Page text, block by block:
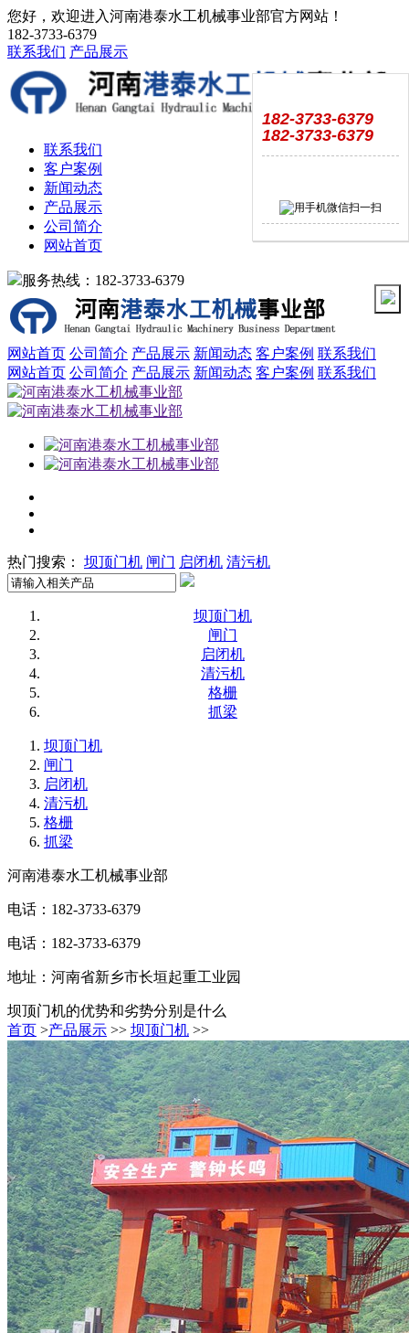
您好，欢迎进入河南港泰水工机械事业部官方网站！
182-3733-6379
联系我们 产品展示
联系我们
客户案例
新闻动态
产品展示
公司简介
网站首页
服务热线：182-3733-6379
网站首页 公司简介 产品展示 新闻动态 客户案例 联系我们
网站首页 公司简介 产品展示 新闻动态 客户案例 联系我们
热门搜索： 坝顶门机 闸门 启闭机 清污机
坝顶门机
闸门
启闭机
清污机
格栅
抓梁
坝顶门机
闸门
启闭机
清污机
格栅
抓梁
河南港泰水工机械事业部
电话：182-3733-6379
电话：182-3733-6379
地址：河南省新乡市长垣起重工业园
坝顶门机的优势和劣势分别是什么
首页 >产品展示 >> 坝顶门机 >>
182-3733-6379
182-3733-6379